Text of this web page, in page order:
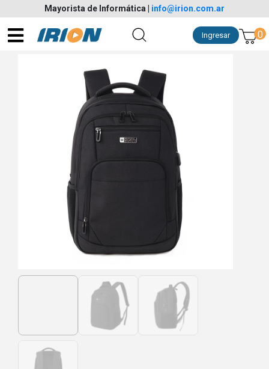
Mayorista de Informática info@irion.com.ar
0
Ingresar